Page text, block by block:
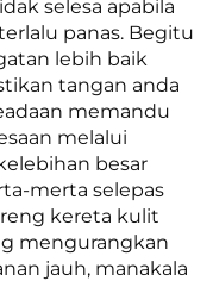
selesa apabila
panas. Begitu
lebih baik
tangan anda
memandu
melalui
besar
merta selepas
kereta kulit
mengurangkan
jauh, manakala